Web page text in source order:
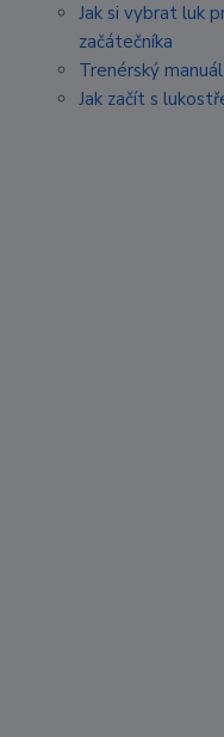
Jak si vybrat luk
začátečníka
Trenérský
Jak začít s